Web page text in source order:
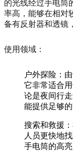
的光线经过手电筒
率高，能够在相对
备有反射器和透镜
使用领域：
户外探险：
它非常适合
论是夜间行
能提供足够的
搜索和救援
人员更快地
手电筒的高